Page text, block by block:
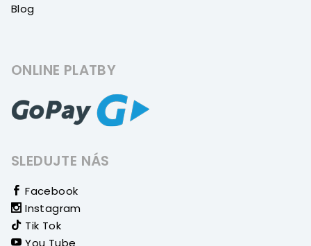
Blog
ONLINE PLATBY
SLEDUJTE NÁS
Facebook
Instagram
Tik Tok